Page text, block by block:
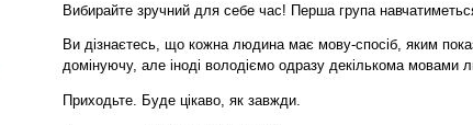
Вибирайте зручний для себе час! Перша група
Ви дізнаєтесь, що кожна людина має мову-спосіб, яким
домінуючу, але іноді володіємо одразу декількома мовами
Приходьте. Буде цікаво, як завжди.